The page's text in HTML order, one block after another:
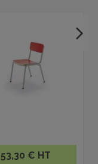
53,30 € HT